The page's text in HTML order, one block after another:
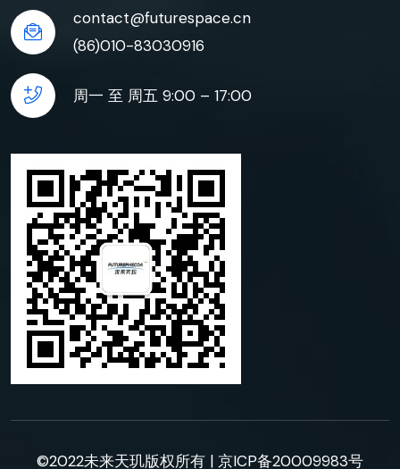
contact@futurespace.cn
(86)010-83030916
周一 至 周五 9:00 – 17:00
©2022未来天玑版权所有 | 京ICP备20009983号